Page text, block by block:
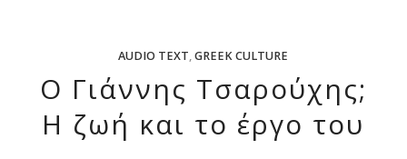
AUDIO TEXT,GREEK CULTURE
Ο Γιάννης Τσαρούχης;
Η ζωή και το έργο του